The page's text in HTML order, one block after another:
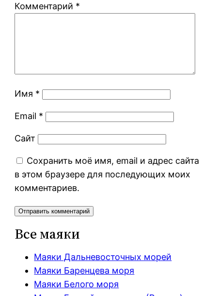
Комментарий *
Имя *
Email *
Сайт
Сохранить моё имя, email и адрес сайта
в этом браузере для последующих моих
комментариев.
Все маяки
Маяки Дальневосточных морей
Маяки Баренцева моря
Маяки Белого моря